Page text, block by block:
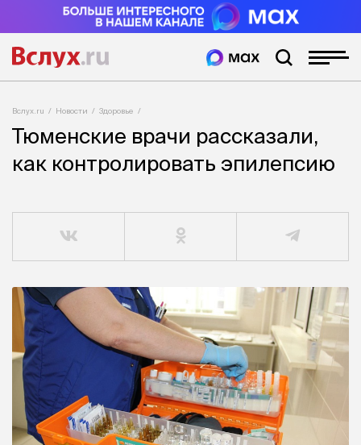
Вслух.ru Новости Здоровье
Тюменские врачи рассказали,
как контролировать эпилепсию